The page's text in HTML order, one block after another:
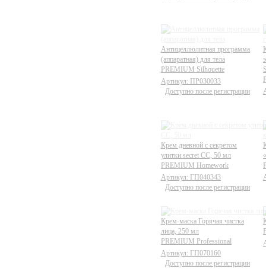
Антицеллюлитная программа
(аппаратная) для тела
PREMIUM Silhouette
Артикул: ПР030033
Доступно после регистрации
Крем дневной с секретом
улитки secret CC, 50 мл
PREMIUM Homework
Артикул: ГП040343
Доступно после регистрации
Крем-маска Горячая чистка
лица, 250 мл
PREMIUM Professional
Артикул: ГП070160
Доступно после регистрации